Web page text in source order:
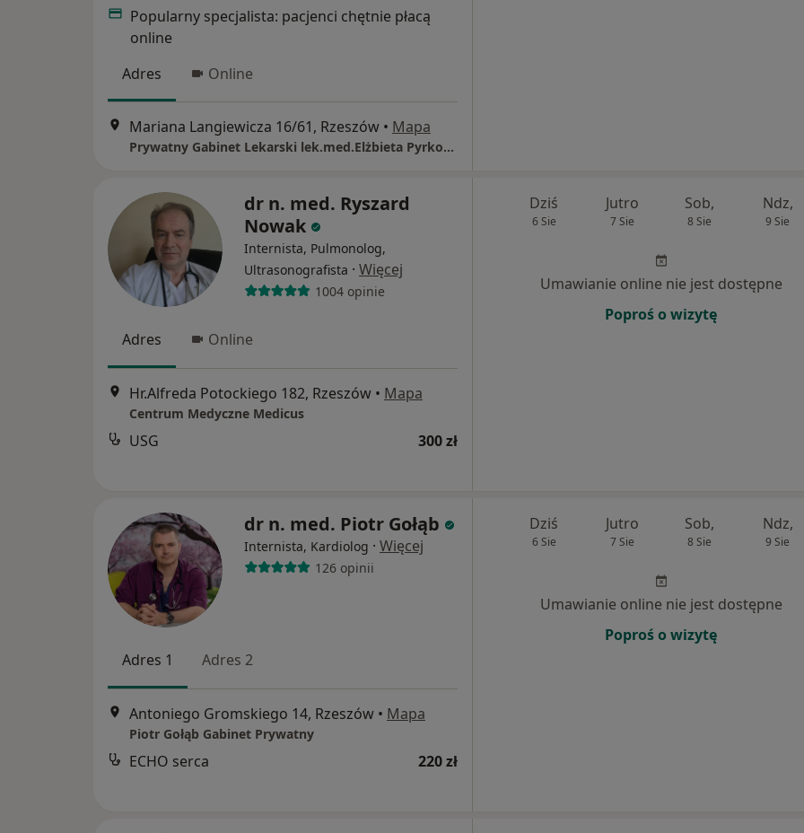
Popularny specjalista: pacjenci chętnie płacą
online
Adres
Online
Mariana Langiewicza 16/61, Rzeszów • Mapa
Prywatny Gabinet Lekarski lek.med.Elżbieta Pyrkosz-Cifonelli
dr n. med. Ryszard
Nowak
Internista, Pulmonolog,
Ultrasonografista · Więcej
1004 opinie
Adres Online
Hr.Alfreda Potockiego 182, Rzeszów • Mapa
Centrum Medyczne Medicus
USG 300 zł
Dziś
6 Sie
Jutro
7 Sie
Sob,
8 Sie
Ndz,
9 Sie
Umawianie online nie jest dostępne
Poproś o wizytę
dr n. med. Piotr Gołąb
Internista, Kardiolog · Więcej
126 opinii
Adres 1 Adres 2
Antoniego Gromskiego 14, Rzeszów • Mapa
Piotr Gołąb Gabinet Prywatny
ECHO serca 220 zł
Dziś
6 Sie
Jutro
7 Sie
Sob,
8 Sie
Ndz,
9 Sie
Umawianie online nie jest dostępne
Poproś o wizytę